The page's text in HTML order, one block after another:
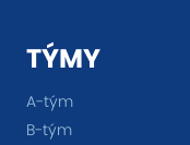
TÝMY
A-tým
B-tým